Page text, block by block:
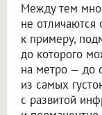
Между тем
не отличаются
к примеру,
до которого
на метро — до
из самых
с развитой